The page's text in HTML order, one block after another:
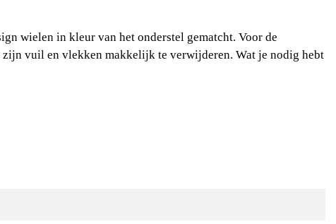
wielen in kleur van het onderstel gematcht. Voor de
vuil en vlekken makkelijk te verwijderen. Wat je nodig hebt